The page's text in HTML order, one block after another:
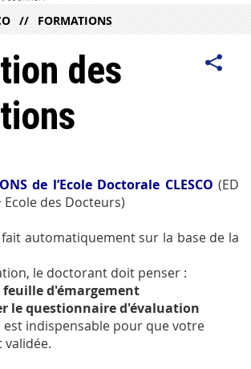
FORMATIONS
des
de l’Ecole Doctorale CLESCO (ED
Ecole des Docteurs)
automatiquement sur la base de la
le doctorant doit penser :
feuille d'émargement
le questionnaire d'évaluation
est indispensable pour que votre